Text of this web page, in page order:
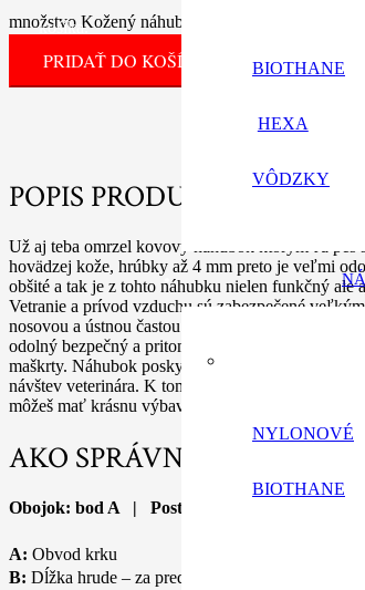
košíka.
BIOTHANE
HEXA
VÔDZKY
NYLONOVÉ
BIOTHANE
množstvo Kožený náhubok Amstaff, Pitbull
PRIDAŤ DO KOŠÍKA
POPIS PRODUKTU
Už aj teba omrzel kovový náhubok ktorým ťa pes
hovädzej kože, hrúbky až 4 mm preto je veľmi
obšité a tak je z tohto náhubku nielen funkčný
Vetranie a prívod vzduchu sú zabezpečené
nosovou a ústnou častou. Náhubok môže mať aj
odolný bezpečný a pritom dostatočne
maškrty. Náhubok poskytuje ochranu počas
návštev veterinára. K tomuto náhubku ti vieme
môžeš mať krásnu výbavu ako set. VYROBENÉ
AKO SPRÁVNE ZMERAŤ
Obojok: bod A | Postroj: bod A, B, C |
A: Obvod krku
B: Dĺžka hrude – za prednými nohami nechať